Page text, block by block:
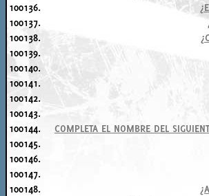
100136.
100137.
100138.
100139.
100140.
100141.
100142.
100143.
100144.
COMPLETA EL NOMBRE DEL
100145.
100146.
100147.
100148.